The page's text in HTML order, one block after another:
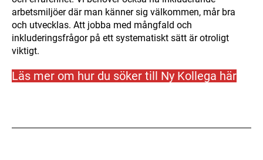
arbetsmiljöer där man känner sig välkommen, mår bra
och utvecklas. Att jobba med mångfald och
inkluderingsfrågor på ett systematiskt sätt är otroligt
viktigt.
Läs mer om hur du söker till Ny Kollega här